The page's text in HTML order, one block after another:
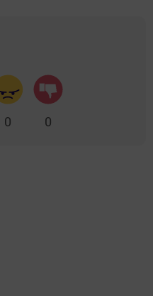
0 0